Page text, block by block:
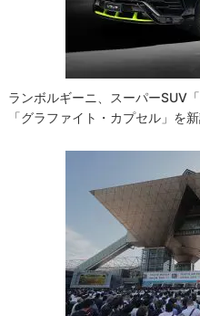
ランボルギーニ、スーパーSUV
「グラファイト・カプセル」を